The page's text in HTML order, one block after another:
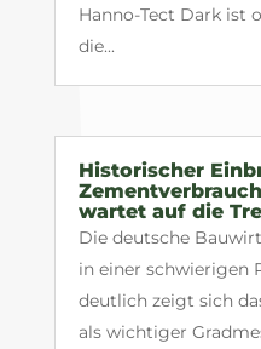
Hanno-Tect Dark ist
die...
Historischer
wartet auf die
Die deutsche
in einer schwierigen
deutlich zeigt sich
als wichtiger